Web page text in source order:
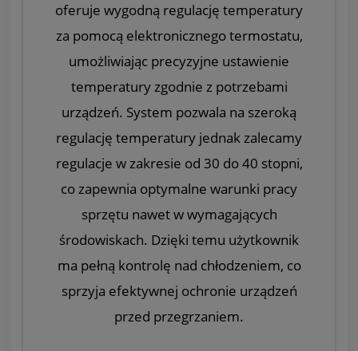
oferuje wygodną regulację temperatury
za pomocą elektronicznego termostatu,
umożliwiając precyzyjne ustawienie
temperatury zgodnie z potrzebami
urządzeń. System pozwala na szeroką
regulację temperatury jednak zalecamy
regulacje w zakresie od 30 do 40 stopni,
co zapewnia optymalne warunki pracy
sprzętu nawet w wymagających
środowiskach. Dzięki temu użytkownik
ma pełną kontrolę nad chłodzeniem, co
sprzyja efektywnej ochronie urządzeń
przed przegrzaniem.